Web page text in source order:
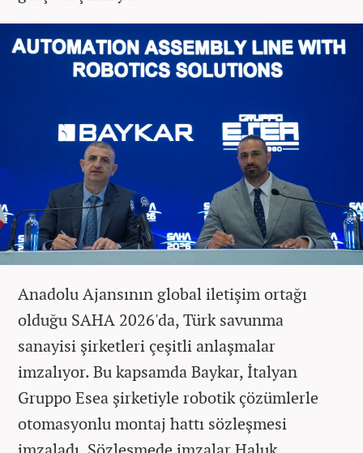
Anadolu Ajansının global iletişim ortağı
olduğu SAHA 2026'da, Türk savunma
sanayisi şirketleri çeşitli anlaşmalar
imzalıyor. Bu kapsamda Baykar, İtalyan
Gruppo Esea şirketiyle robotik çözümlerle
otomasyonlu montaj hattı sözleşmesi